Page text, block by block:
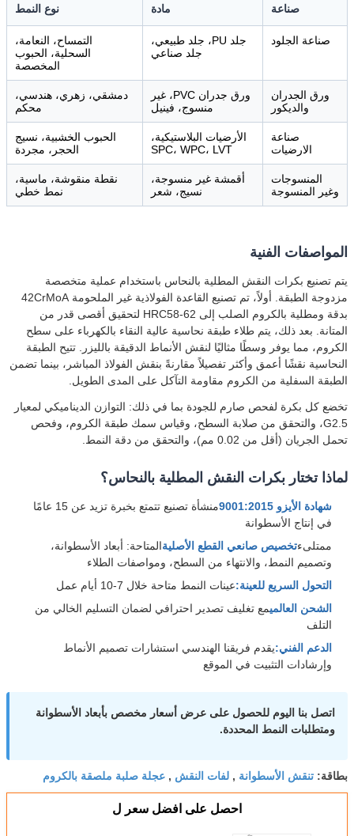
صناعة مادة نوع النمط
صناعة الجلود
جلد PU، جلد طبيعي،
جلد صناعي
التمساح، النعامة،
السحلية، الحبوب
المخصصة
ورق الجدران
والديكور
ورق جدران PVC، غير
منسوج، فينيل
دمشقي، زهري، هندسي،
محكم
صناعة
الارضيات
الأرضيات البلاستيكية،
SPC، WPC، LVT
الحبوب الخشبية، نسيج
الحجر، مجردة
المنسوجات
وغير المنسوجة
أقمشة غير منسوجة،
نسيج، شعر
نقطة منقوشة، ماسية،
نمط خطي
المواصفات الفنية
يتم تصنيع بكرات النقش المطلية بالنحاس باستخدام عملية متخصصة
مزدوجة الطبقة. أولاً، تم تصنيع القاعدة الفولاذية غير الملحومة 42CrMoA
بدقة ومطلية بالكروم الصلب إلى HRC58-62 لتحقيق أقصى قدر من
المتانة. بعد ذلك، يتم طلاء طبقة نحاسية عالية النقاء بالكهرباء على سطح
الكروم، مما يوفر وسطًا مثاليًا لنقش الأنماط الدقيقة بالليزر. تتيح الطبقة
النحاسية نقشًا أعمق وأكثر تفصيلاً مقارنةً بنقش الفولاذ المباشر، بينما تضمن
الطبقة السفلية من الكروم مقاومة التآكل على المدى الطويل.
تخضع كل بكرة لفحص صارم للجودة بما في ذلك: التوازن الديناميكي لمعيار
G2.5، والتحقق من صلابة السطح، وقياس سمك طبقة الكروم، وفحص
تحمل الجريان (أقل من 0.02 مم)، والتحقق من دقة النمط.
لماذا تختار بكرات النقش المطلية بالنحاس؟
شهادة الأيزو 9001:2015
منشأة تصنيع تتمتع بخبرة تزيد عن 15 عامًا
في إنتاج الأسطوانة
ممتلىءتخصيص صانعي القطع الأصليةالمتاحة: أبعاد الأسطوانة،
وتصميم النمط، والانتهاء من السطح، ومواصفات الطلاء
التحول السريع للعينة:عينات النمط متاحة خلال 7-10 أيام عمل
الشحن العالميمع تغليف تصدير احترافي لضمان التسليم الخالي من
التلف
الدعم الفني:يقدم فريقنا الهندسي استشارات تصميم الأنماط
وإرشادات التثبيت في الموقع
اتصل بنا اليوم للحصول على عرض أسعار مخصص بأبعاد الأسطوانة
ومتطلبات النمط المحددة.
بطاقة: تنقش الأسطوانة , لفات النقش , عجلة صلبة ملصقة بالكروم
احصل على افضل سعر ل